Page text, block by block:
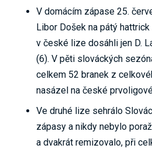
V domácím zápase 25.
Libor Došek na pátý
v české lize dosáhli jen D.
(6). V pěti slováckých
celkem 52 branek z
nasázel na české
Ve druhé lize sehrálo
zápasy a nikdy nebylo
a dvakrát remizovalo, při